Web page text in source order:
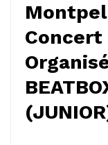
Concert